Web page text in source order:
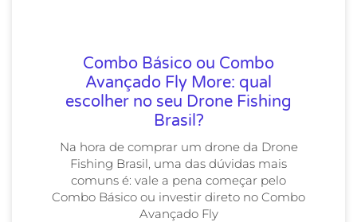
Combo Básico ou Combo
Avançado Fly More: qual
escolher no seu Drone Fishing
Brasil?
Na hora de comprar um drone da Drone
Fishing Brasil, uma das dúvidas mais
comuns é: vale a pena começar pelo
Combo Básico ou investir direto no Combo
Avançado Fly